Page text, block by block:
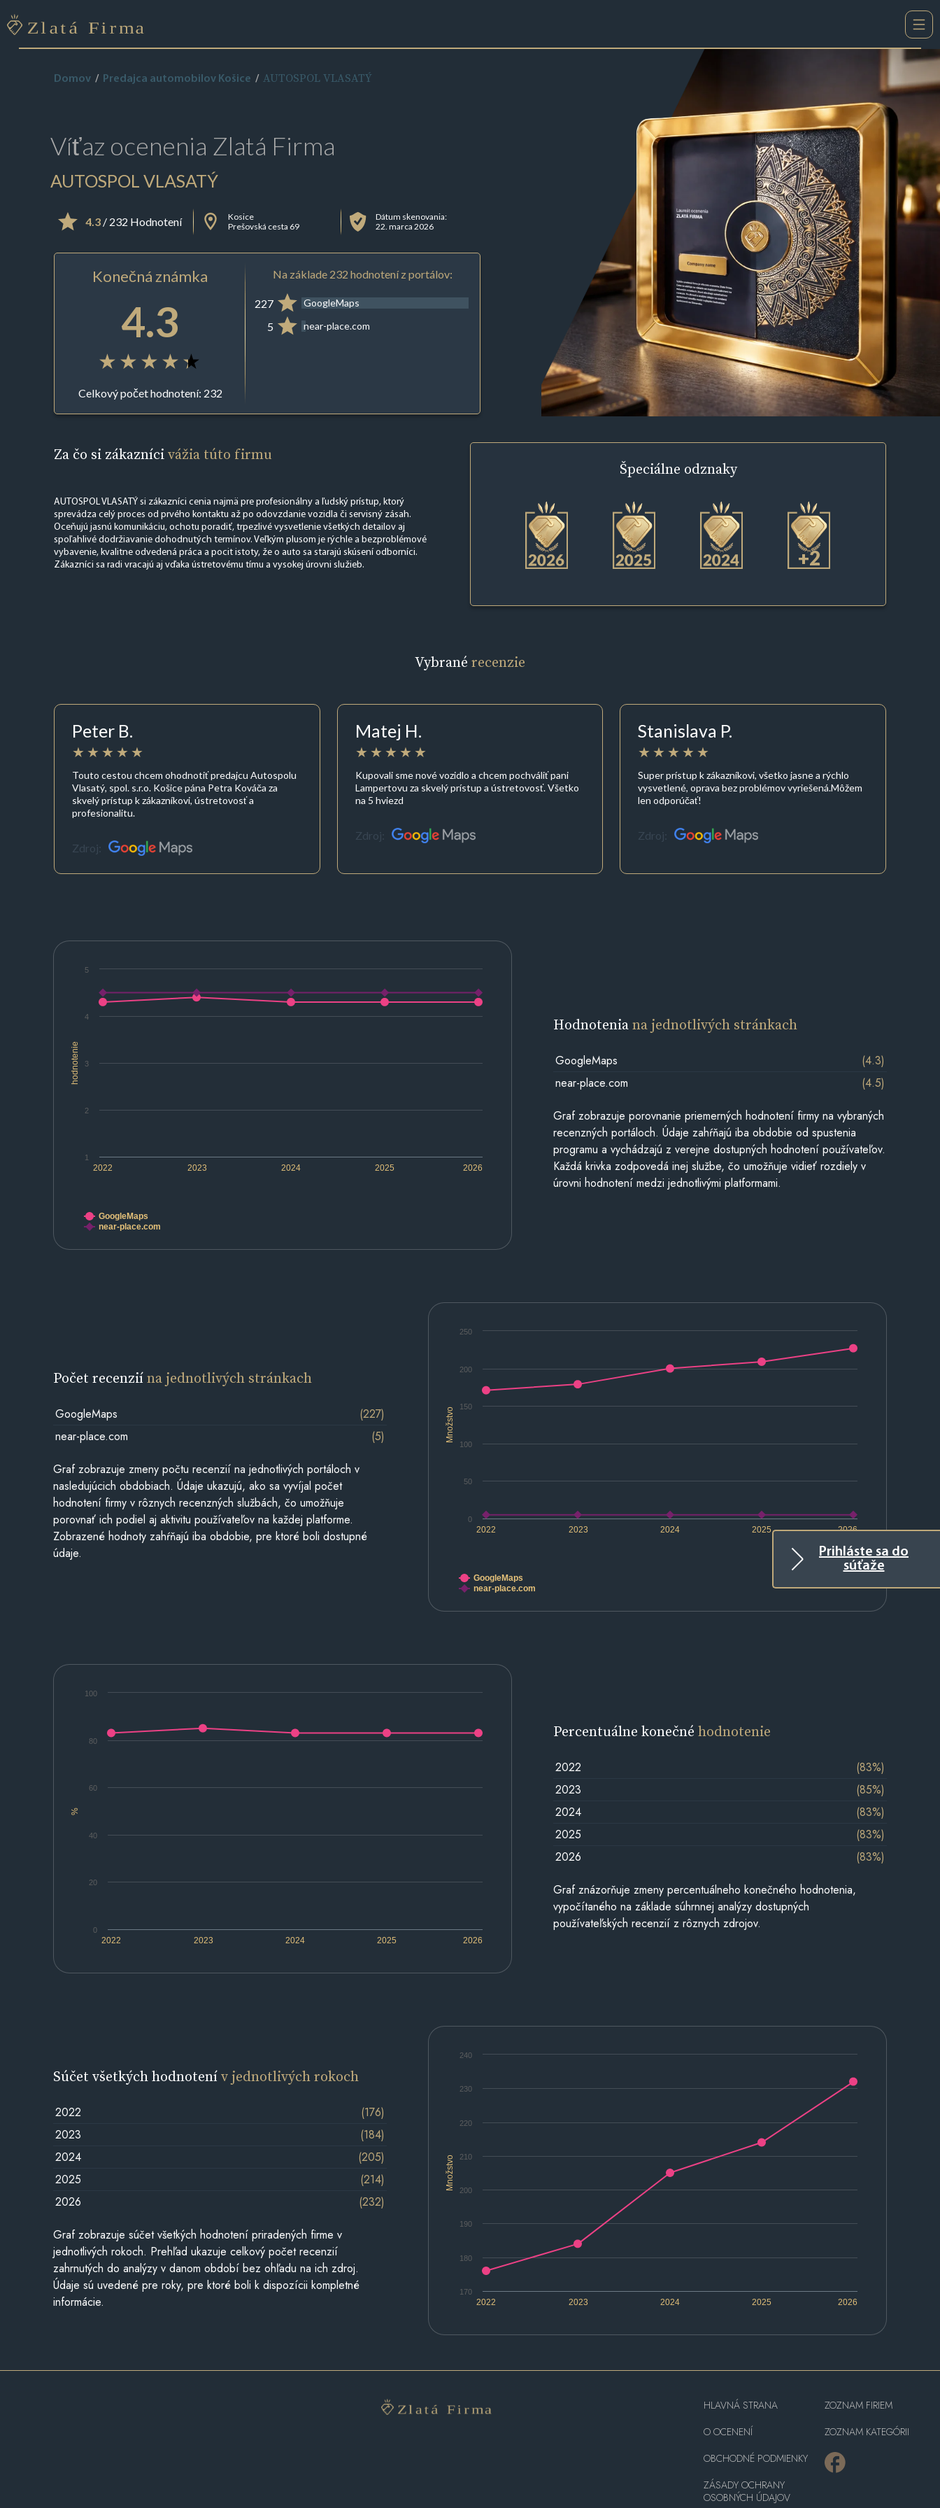
Prihláste sa do
súťaže
Domov Predajca automobilov Košice AUTOSPOL VLASATÝ
Víťaz ocenenia Zlatá Firma
AUTOSPOL VLASATÝ
4.3/ 232 Hodnotení
Kosice
Prešovská cesta 69
Dátum skenovania:
22. marca 2026
Konečná známka
4.3
Celkový počet hodnotení: 232
Na základe 232 hodnotení z portálov:
227 GoogleMaps
5 near-place.com
Za čo si zákaznícivážia túto firmu
AUTOSPOL VLASATÝ si zákazníci cenia najmä pre profesionálny a ľudský prístup, ktorý
sprevádza celý proces od prvého kontaktu až po odovzdanie vozidla či servisný zásah.
Oceňujú jasnú komunikáciu, ochotu poradiť, trpezlivé vysvetlenie všetkých detailov aj
spoľahlivé dodržiavanie dohodnutých termínov. Veľkým plusom je rýchle a bezproblémové
vybavenie, kvalitne odvedená práca a pocit istoty, že o auto sa starajú skúsení odborníci.
Zákazníci sa radi vracajú aj vďaka ústretovému tímu a vysokej úrovni služieb.
Špeciálne odznaky
+2
Vybrané recenzie
Peter B.
Touto cestou chcem ohodnotiť predajcu Autospolu
Vlasatý, spol. s.r.o. Košice pána Petra Kováča za
skvelý prístup k zákazníkovi, ústretovosť a
profesionalitu.
Zdroj:
Matej H.
Kupovali sme nové vozidlo a chcem pochváliť pani
Lampertovu za skvelý prístup a ústretovosť. Všetko
na 5 hviezd
Zdroj:
Stanislava P.
Super prístup k zákazníkovi, všetko jasne a rýchlo
vysvetlené, oprava bez problémov vyriešená.Môžem
len odporúčať!
Zdroj:
hodnotenie
2022 2023 2024 2025 2026
1
2
3
4
5
GoogleMaps
near-place.com
Hodnoteniana jednotlivých stránkach
GoogleMaps
(4.3)
near-place.com
(4.5)
Graf zobrazuje porovnanie priemerných hodnotení firmy na vybraných
recenzných portáloch. Údaje zahŕňajú iba obdobie od spustenia
programu a vychádzajú z verejne dostupných hodnotení používateľov.
Každá krivka zodpovedá inej službe, čo umožňuje vidieť rozdiely v
úrovni hodnotení medzi jednotlivými platformami.
Množstvo
2022 2023 2024 2025 2026
0
50
100
150
200
250
GoogleMaps
near-place.com
Počet recenziína jednotlivých stránkach
GoogleMaps
(227)
near-place.com
(5)
Graf zobrazuje zmeny počtu recenzií na jednotlivých portáloch v
nasledujúcich obdobiach. Údaje ukazujú, ako sa vyvíjal počet
hodnotení firmy v rôznych recenzných službách, čo umožňuje
porovnať ich podiel aj aktivitu používateľov na každej platforme.
Zobrazené hodnoty zahŕňajú iba obdobie, pre ktoré boli dostupné
údaje.
%
2022 2023 2024 2025 2026
0
20
40
60
80
100
Percentuálne konečnéhodnotenie
2022
(83%)
2023
(85%)
2024
(83%)
2025
(83%)
2026
(83%)
Graf znázorňuje zmeny percentuálneho konečného hodnotenia,
vypočítaného na základe súhrnnej analýzy dostupných
používateľských recenzií z rôznych zdrojov.
Množstvo
2022 2023 2024 2025 2026
170
180
190
200
210
220
230
240
Súčet všetkých hodnotenív jednotlivých rokoch
2022
(176)
2023
(184)
2024
(205)
2025
(214)
2026
(232)
Graf zobrazuje súčet všetkých hodnotení priradených firme v
jednotlivých rokoch. Prehľad ukazuje celkový počet recenzií
zahrnutých do analýzy v danom období bez ohľadu na ich zdroj.
Údaje sú uvedené pre roky, pre ktoré boli k dispozícii kompletné
informácie.
HLAVNÁ STRANA
O OCENENÍ
OBCHODNÉ PODMIENKY
ZÁSADY OCHRANY
OSOBNÝCH ÚDAJOV
ZOZNAM FIRIEM
ZOZNAM KATEGÓRII